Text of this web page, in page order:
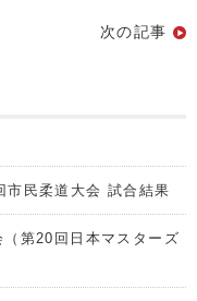
次の記事
市民柔道大会 試合結果
第20回日本マスターズ